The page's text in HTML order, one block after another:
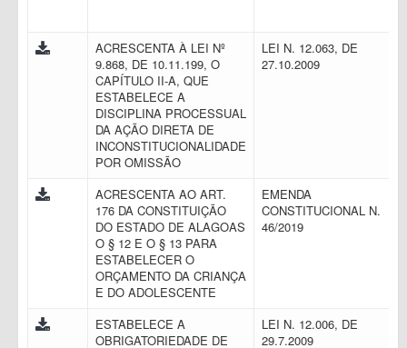
ACRESCENTA À LEI Nº
9.868, DE 10.11.199, O
CAPÍTULO II-A, QUE
ESTABELECE A
DISCIPLINA PROCESSUAL
DA AÇÃO DIRETA DE
INCONSTITUCIONALIDADE
POR OMISSÃO
LEI N. 12.063, DE
27.10.2009
ACRESCENTA AO ART.
176 DA CONSTITUIÇÃO
DO ESTADO DE ALAGOAS
O § 12 E O § 13 PARA
ESTABELECER O
ORÇAMENTO DA CRIANÇA
E DO ADOLESCENTE
EMENDA
CONSTITUCIONAL N.
46/2019
ESTABELECE A
OBRIGATORIEDADE DE
LEI N. 12.006, DE
29.7.2009